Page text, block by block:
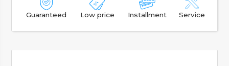
Guaranteed Low price Installment Service